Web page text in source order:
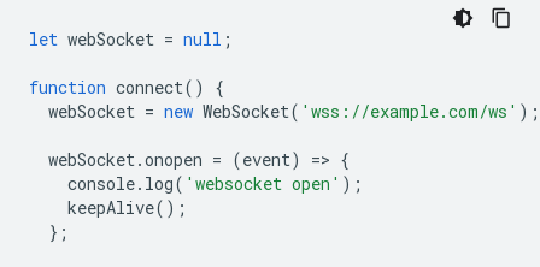
let webSocket = null ;
function connect()
{
webSocket = new WebSocket( 'wss://example.com/ws' );
webSocket.onopen = (event) => {
console. log( 'websocket open' );
keepAlive();
};